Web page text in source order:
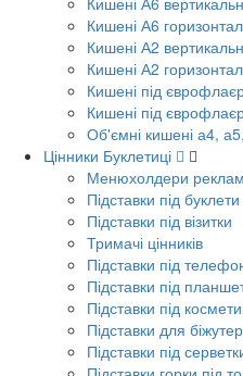
Кишені А6
Кишені А2
Кишені А2
Кишені під
Кишені під
Об'ємні кишені а4,
Цінники Буклетиці
Менюхолдери
Підставки під буклети
Підставки під візитки
Тримачі цінників
Підставки під
Підставки під
Підставки під
Підставки для
Підставки під